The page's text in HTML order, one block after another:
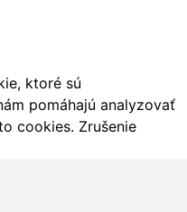
ktoré sú
pomáhajú analyzovať
cookies. Zrušenie